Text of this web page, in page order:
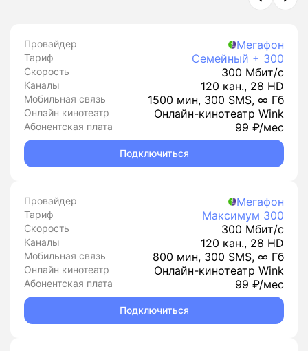
Провайдер Мегафон
Тариф Семейный + 300
Скорость 300 Мбит/с
Каналы 120 кан., 28 HD
Мобильная связь 1500 мин, 300 SMS, ∞ Гб
Онлайн кинотеатр Онлайн-кинотеатр Wink
Абонентская плата 99 ₽/мес
Подключиться
Провайдер Мегафон
Тариф Максимум 300
Скорость 300 Мбит/с
Каналы 120 кан., 28 HD
Мобильная связь 800 мин, 300 SMS, ∞ Гб
Онлайн кинотеатр Онлайн-кинотеатр Wink
Абонентская плата 99 ₽/мес
Подключиться